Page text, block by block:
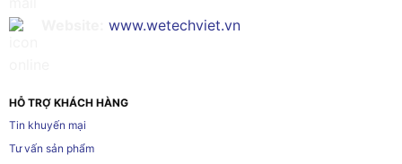
www.wetechviet.vn
HỖ TRỢ KHÁCH HÀNG
Tin khuyến mại
Tư vấn sản phẩm